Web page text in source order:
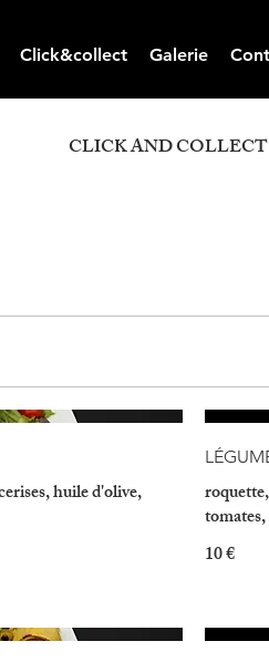
Click&collect Galerie
CLICK AND COLLECT
huile d'olive,
10 €